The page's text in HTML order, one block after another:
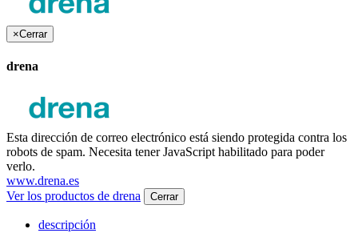
×Cerrar
drena
Esta dirección de correo electrónico está siendo protegida contra los
robots de spam. Necesita tener JavaScript habilitado para poder
verlo.
www.drena.es
Ver los productos de drena
Cerrar
descripción